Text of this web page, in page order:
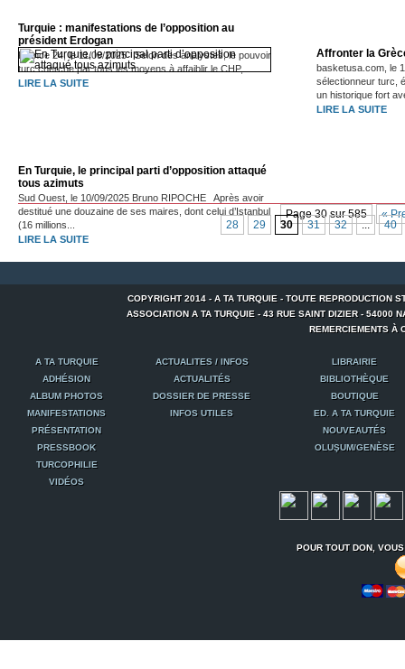
Turquie : manifestations de l’opposition au
président Erdogan
France 24, le 11/09/2025 Selon des analystes, le pouvoir
turc cherche par tous les moyens à affaiblir le CHP,...
LIRE LA SUITE
En Turquie, le principal parti d’opposition attaqué
tous azimuts
Sud Ouest, le 10/09/2025 Bruno RIPOCHE Après avoir
destitué une douzaine de ses maires, dont celui d’Istanbul
(16 millions...
LIRE LA SUITE
Affronter la
basketusa.com, le
sélectionneur turc,
un historique fort
LIRE LA SUITE
Page 30 sur 585
«
28
29 30 31 32 ... 40
COPYRIGHT 2014 - A TA TURQUIE - TOUTE REPRODUCTION
ASSOCIATION A TA TURQUIE - 43 RUE SAINT DIZIER -
REMERCIEMENTS À
A TA TURQUIE ACTUALITES / INFOS
LIBRAIRIE
ADHÉSION
ACTUALITÉS
BIBLIOTHÈQUE
ALBUM PHOTOS
DOSSIER DE PRESSE
BOUTIQUE
MANIFESTATIONS
INFOS UTILES
ED. A TA TURQUIE
PRÉSENTATION
NOUVEAUTÉS
PRESSBOOK
OLUŞUM/GENÈSE
TURCOPHILIE
VIDÉOS
POUR TOUT DON,